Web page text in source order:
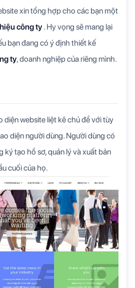
xin tổng hợp cho các bạn một
công ty . Hy vọng sẽ mang lại
bạn đang có ý định thiết kế
ty, doanh nghiệp của riêng mình.
diện website liệt kê chủ đề với tùy
diện người dùng. Người dùng có
ký tạo hồ sơ, quản lý và xuất bản
cuối của họ.